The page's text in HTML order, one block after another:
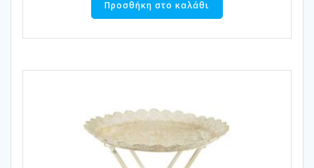
Προσθήκη στο καλάθι